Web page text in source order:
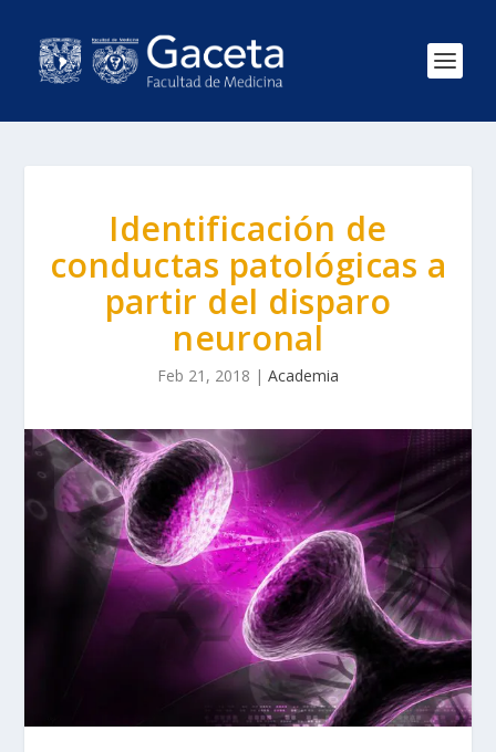
Identificación de
conductas patológicas a
partir del disparo
neuronal
Feb 21, 2018 | Academia